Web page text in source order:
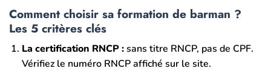
Comment choisir sa formation de barman ?
Les 5 critères clés
La certification RNCP :sans titre RNCP, pas de CPF.
Vérifiez le numéro RNCP affiché sur le site.